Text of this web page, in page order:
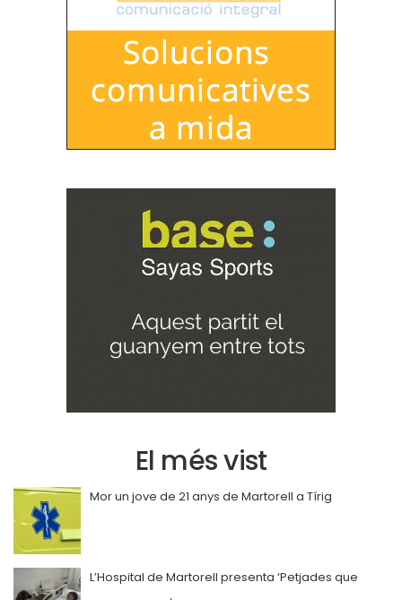
El més vist
Mor un jove de 21 anys de Martorell a Tírig
L’Hospital de Martorell presenta ‘Petjades que